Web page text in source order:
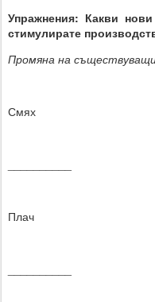
Упражнения: Какви
стимулирате
Промяна на
Смях
Плач